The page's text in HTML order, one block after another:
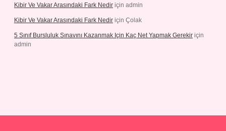
Kibir Ve Vakar Arasındaki Fark Nedir için admin
Kibir Ve Vakar Arasındaki Fark Nedir için Çolak
5 Sınıf Bursluluk Sınavını Kazanmak Için Kaç Net Yapmak Gerekir için
admin